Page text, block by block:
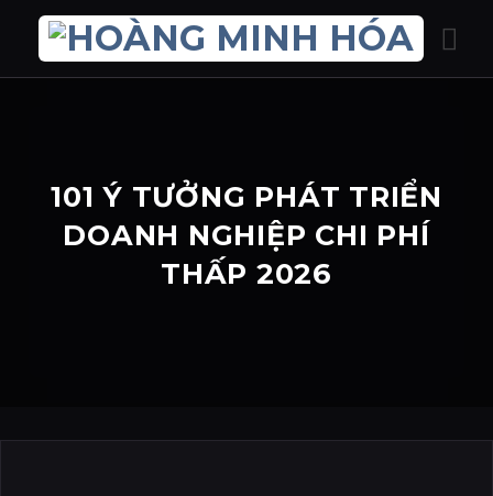
nội
101 Ý TƯỞNG PHÁT TRIỂN
DOANH NGHIỆP CHI PHÍ
THẤP 2026